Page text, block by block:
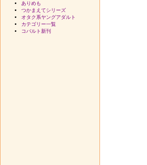
ありめも
つかまえてシリーズ
オタク系ヤングアダルト
カテゴリー一覧
コバルト新刊